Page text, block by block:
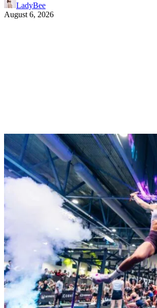
LadyBee
August 6, 2026